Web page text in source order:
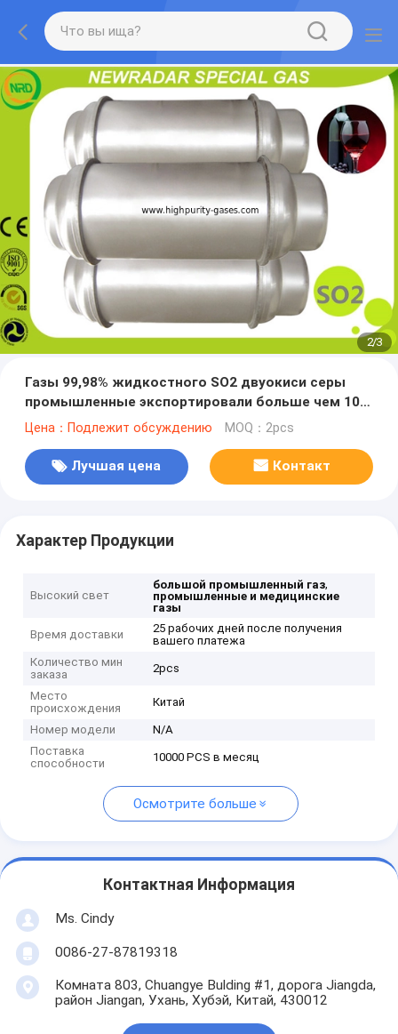
2/3
Газы 99,98% жидкостного SO2 двуокиси серы
промышленные экспортировали больше чем 10
лет
Цена：Подлежит обсуждению MOQ：2pcs
Лучшая цена Контакт
Характер Продукции
Высокий свет
большой промышленный газ,
промышленные и медицинские
газы
Время доставки
25 рабочих дней после получения
вашего платежа
Количество мин
заказа
2pcs
Место
происхождения
Китай
Номер модели
N/A
Поставка
способности
10000 PCS в месяц
Осмотрите больше
Контактная Информация
Ms. Cindy
0086-27-87819318
Комната 803, Chuangye Bulding #1, дорога Jiangda,
район Jiangan, Ухань, Хубэй, Китай, 430012